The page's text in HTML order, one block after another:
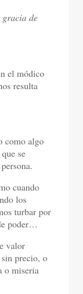
gracia de
el módico
resulta
como algo
se
cuando
los
turbar por
poder…
valor
precio, o
o miseria